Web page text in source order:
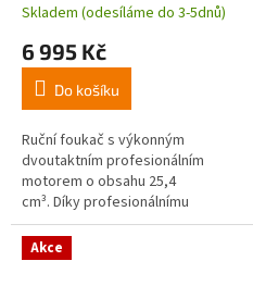
Skladem (odesíláme do 3-5dnů)
6 995 Kč
Do košíku
Ruční foukač s výkonným
dvoutaktním profesionálním
motorem o obsahu 25,4
cm³. Díky profesionálnímu
dvoutaktnímu motoru
a technologiím zvyšující komfort
obsluhy se...
Akce